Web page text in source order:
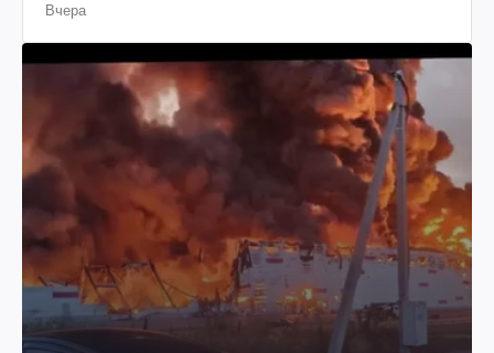
Вчера